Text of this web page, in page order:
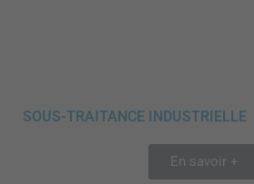
SOUS-TRAITANCE INDUSTRIELLE
En savoir +